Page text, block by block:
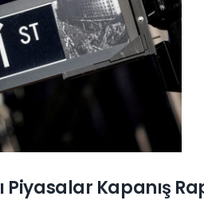
Piyasalar Kapanış